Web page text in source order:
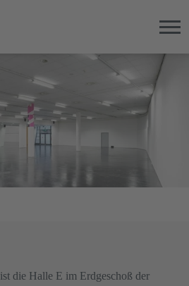
ist die Halle E im Erdgeschoß der